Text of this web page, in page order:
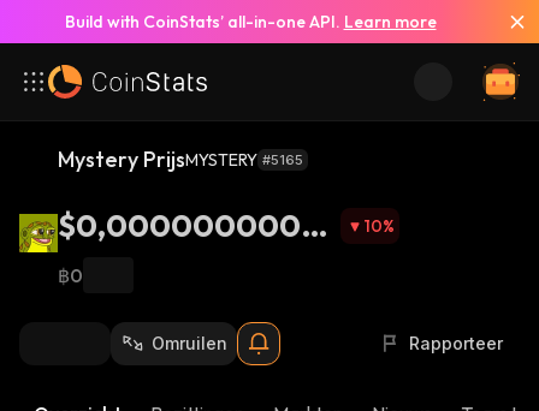
Build with CoinStats’ all-in-one API. Learn more
Mystery PrijsMYSTERY #5165
$0,00000000059
92
10%
฿0
Omruilen Rapporteer